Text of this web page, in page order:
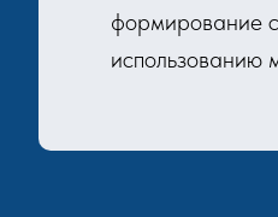
формирование
использованию